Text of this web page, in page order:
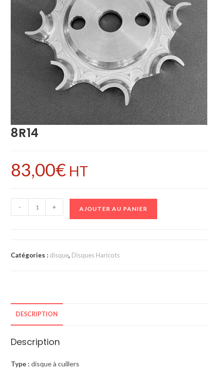
8R14
83,00€ HT
- + AJOUTER AU PANIER
Catégories : disque, Disques Haricots
DESCRIPTION
Description
Type : disque à cuillers